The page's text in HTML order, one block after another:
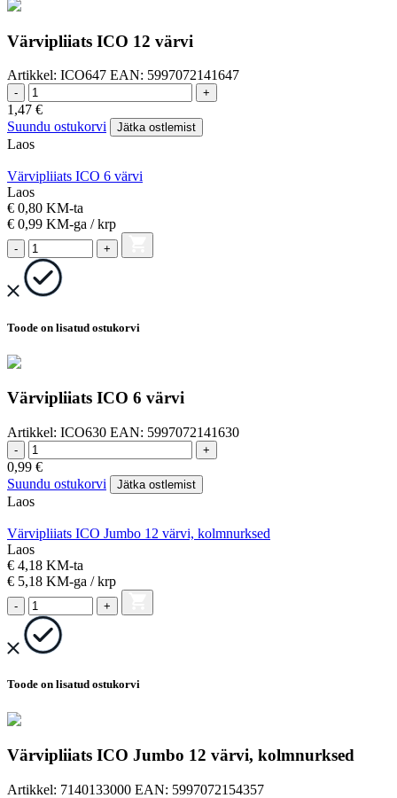
Värvipliiats ICO 12 värvi
Artikkel: ICO647 EAN: 5997072141647
- +
1,47 €
Suundu ostukorvi
Jätka ostlemist
Laos
Värvipliiats ICO 6 värvi
Laos
€ 0,80 KM-ta
€ 0,99 KM-ga / krp
- +
Toode on lisatud ostukorvi
Värvipliiats ICO 6 värvi
Artikkel: ICO630 EAN: 5997072141630
- +
0,99 €
Suundu ostukorvi
Jätka ostlemist
Laos
Värvipliiats ICO Jumbo 12 värvi, kolmnurksed
Laos
€ 4,18 KM-ta
€ 5,18 KM-ga / krp
- +
Toode on lisatud ostukorvi
Värvipliiats ICO Jumbo 12 värvi, kolmnurksed
Artikkel: 7140133000 EAN: 5997072154357